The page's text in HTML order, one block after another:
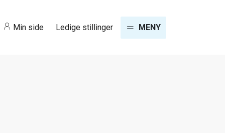
Min side Ledige stillinger MENY